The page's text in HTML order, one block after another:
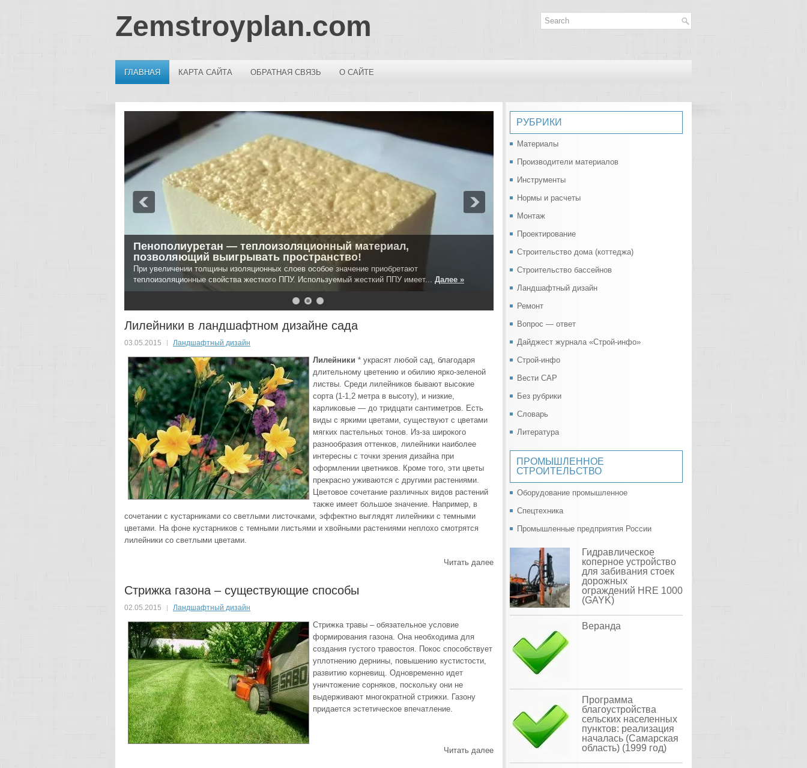
Zemstroyplan.com
ГЛАВНАЯ КАРТА САЙТА ОБРАТНАЯ СВЯЗЬ О САЙТЕ
Пенополиуретан — теплоизоляционный материал,
позволяющий выигрывать пространство!
При увеличении толщины изоляционных слоев особое значение приобретают
теплоизоляционные свойства жесткого ППУ. Используемый жесткий ППУ имеет... Далее »
Лилейники в ландшафтном дизайне сада
03.05.2015 Ландшафтный дизайн
Лилейники * украсят любой сад, благодаря
длительному цветению и обилию ярко-зеленой
листвы. Среди лилейников бывают высокие
сорта (1-1,2 метра в высоту), и низкие,
карликовые — до тридцати сантиметров. Есть
виды с яркими цветами, существуют с цветами
мягких пастельных тонов. Из-за широкого
разнообразия оттенков, лилейники наиболее
интересны с точки зрения дизайна при
оформлении цветников. Кроме того, эти цветы
прекрасно уживаются с другими растениями.
Цветовое сочетание различных видов растений
также имеет большое значение. Например, в
сочетании с кустарниками со светлыми листочками, эффектно выглядят лилейники с темными
цветами. На фоне кустарников с темными листьями и хвойными растениями неплохо смотрятся
лилейники со светлыми цветами.
Читать далее
Стрижка газона – существующие способы
02.05.2015 Ландшафтный дизайн
Стрижка травы – обязательное условие
формирования газона. Она необходима для
создания густого травостоя. Покос способствует
уплотнению дернины, повышению кустистости,
развитию корневищ. Одновременно идет
уничтожение сорняков, поскольку они не
выдерживают многократной стрижки. Газону
придается эстетическое впечатление.
Читать далее
РУБРИКИ
Материалы
Производители материалов
Инструменты
Нормы и расчеты
Монтаж
Проектирование
Строительство дома (коттеджа)
Строительство бассейнов
Ландшафтный дизайн
Ремонт
Вопрос — ответ
Дайджест журнала «Строй-инфо»
Строй-инфо
Вести САР
Без рубрики
Словарь
Литература
ПРОМЫШЛЕННОЕ
СТРОИТЕЛЬСТВО
Оборудование промышленное
Спецтехника
Промышленные предприятия России
Гидравлическое
коперное устройство
для забивания стоек
дорожных
ограждений HRE 1000
(GAYK)
Веранда
Программа
благоустройства
сельских населенных
пунктов: реализация
началась (Самарская
область) (1999 год)